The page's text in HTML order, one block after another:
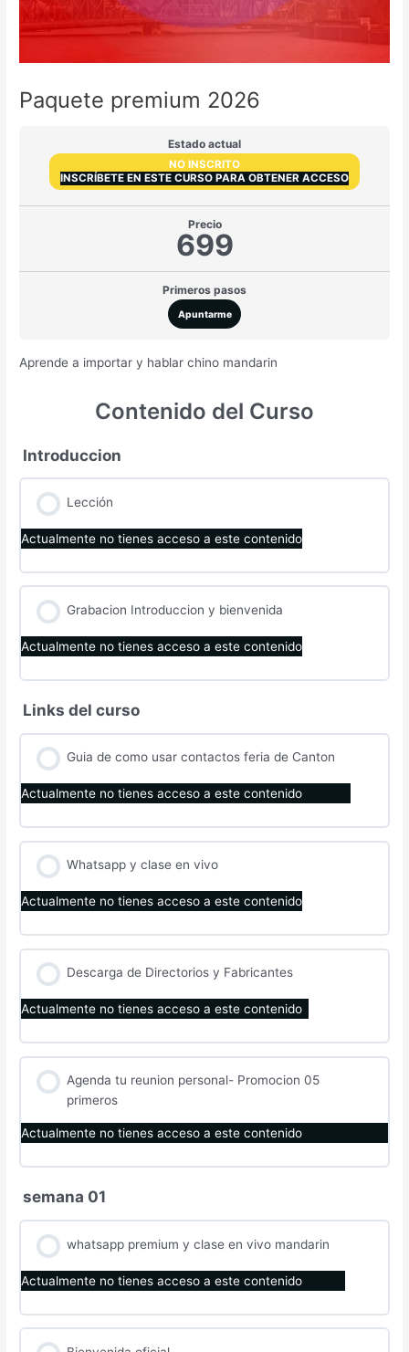
Paquete premium 2026
Estado actual
NO INSCRITO
INSCRÍBETE EN ESTE CURSO PARA OBTENER ACCESO
Precio
699
Primeros pasos
Apuntarme
Aprende a importar y hablar chino mandarin
Contenido del Curso
Introduccion
Lección
Actualmente no tienes acceso a este contenido
Grabacion Introduccion y bienvenida
Actualmente no tienes acceso a este contenido
Links del curso
Guia de como usar contactos feria de Canton
Actualmente no tienes acceso a este contenido
Whatsapp y clase en vivo
Actualmente no tienes acceso a este contenido
Descarga de Directorios y Fabricantes
Actualmente no tienes acceso a este contenido
Agenda tu reunion personal- Promocion 05
primeros
Actualmente no tienes acceso a este contenido
semana 01
whatsapp premium y clase en vivo mandarin
Actualmente no tienes acceso a este contenido